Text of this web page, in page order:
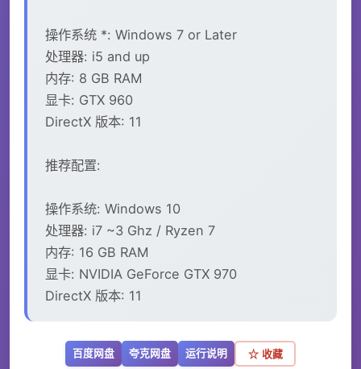
操作系统 *: Windows 7 or Later
处理器: i5 and up
内存: 8 GB RAM
显卡: GTX 960
DirectX 版本: 11
推荐配置:
操作系统: Windows 10
处理器: i7 ~3 Ghz / Ryzen 7
内存: 16 GB RAM
显卡: NVIDIA GeForce GTX 970
DirectX 版本: 11
百度网盘 夸克网盘 运行说明 ☆ 收藏